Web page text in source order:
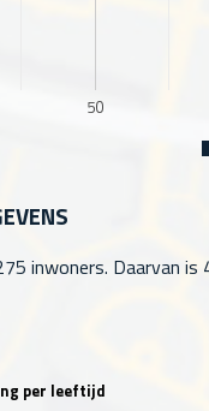
50
inwoners. Daarvan
per leeftijd